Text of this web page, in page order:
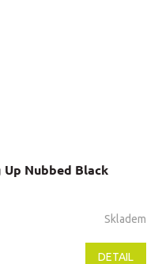
Up Nubbed Black
Skladem
DETAIL